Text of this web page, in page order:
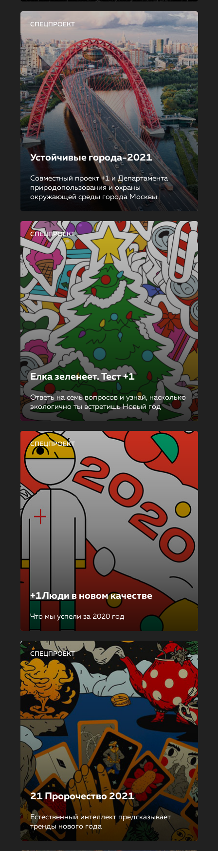
СПЕЦПРОЕКТ
Устойчивые города-2021
Совместный проект +1 и Департамента
природопользования и охраны
окружающей среды города Москвы
СПЕЦПРОЕКТ
Елка зеленеет. Тест +1
Ответь на семь вопросов и узнай, насколько
экологично ты встретишь Новый год
СПЕЦПРОЕКТ
+1Люди в новом качестве
Что мы успели за 2020 год
СПЕЦПРОЕКТ
21 Пророчество 2021
Естественный интеллект предсказывает
тренды нового года